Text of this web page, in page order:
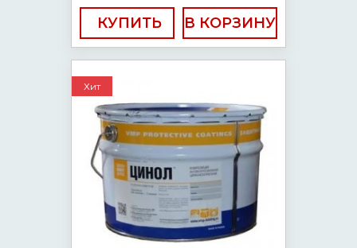
КУПИТЬ
Хит